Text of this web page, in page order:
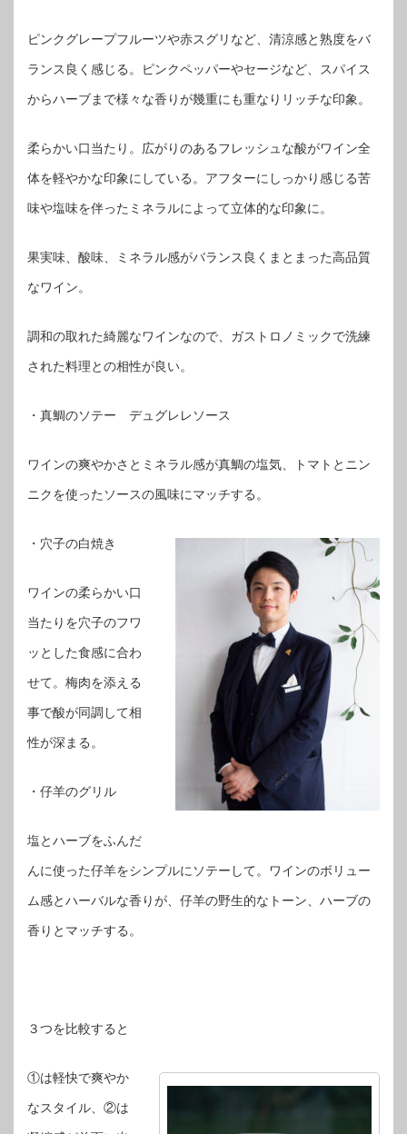
ピンクグレープフルーツや赤スグリなど、清涼感と熟度をバ
ランス良く感じる。ピンクペッパーやセージなど、スパイス
からハーブまで様々な香りが幾重にも重なりリッチな印象。
柔らかい口当たり。広がりのあるフレッシュな酸がワイン全
体を軽やかな印象にしている。アフターにしっかり感じる苦
味や塩味を伴ったミネラルによって立体的な印象に。
果実味、酸味、ミネラル感がバランス良くまとまった高品質
なワイン。
調和の取れた綺麗なワインなので、ガストロノミックで洗練
された料理との相性が良い。
・真鯛のソテー デュグレレソース
ワインの爽やかさとミネラル感が真鯛の塩気、トマトとニン
ニクを使ったソースの風味にマッチする。
・穴子の白焼き
ワインの柔らかい口
当たりを穴子のフワ
ッとした食感に合わ
せて。梅肉を添える
事で酸が同調して相
性が深まる。
・仔羊のグリル
塩とハーブをふんだ
んに使った仔羊をシンプルにソテーして。ワインのボリュー
ム感とハーバルな香りが、仔羊の野生的なトーン、ハーブの
香りとマッチする。
３つを比較すると
①は軽快で爽やか
なスタイル、②は